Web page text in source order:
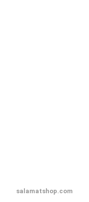
salamatshop.com